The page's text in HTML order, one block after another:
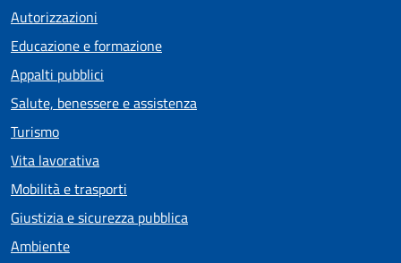
Autorizzazioni
Educazione e formazione
Appalti pubblici
Salute, benessere e assistenza
Turismo
Vita lavorativa
Mobilità e trasporti
Giustizia e sicurezza pubblica
Ambiente